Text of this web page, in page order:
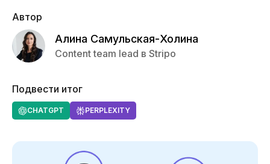
Автор
Алина Самульская-Холина
Content team lead в Stripo
Подвести итог
CHATGPT PERPLEXITY